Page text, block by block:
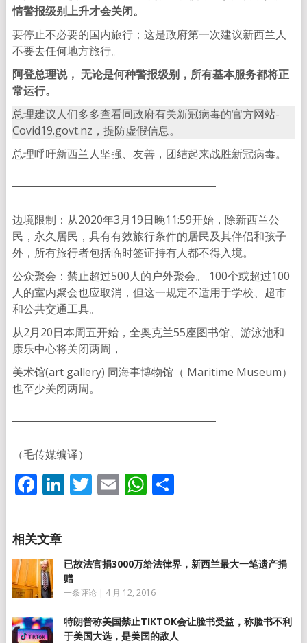
情警报级别上升才会关闭。
要停止不必要的国内旅行；这是政府第一次建议新西兰人
不要去任何地方旅行。
阿登总理说， 无论是何种警报级别，所有基本服务都将正
常运行。
总理建议人们多多查看同政府有关新冠病毒的官方网站-
Covid19.govt.nz，提防虚假信息。
总理呼吁新西兰人坚强、友善，团结起来战胜新冠病毒。
边境限制：从2020年3月19日晚11:59开始，除新西兰公
民，永久居民，具有有效旅行条件的居民及其伴侣和孩子
外，所有旅行者包括临时签证持有人都不得入境。
公众聚会：禁止超过500人的户外聚会。 100个或超过100
人的室内聚会也应取消，但这一规定不适用于学校、超市
和公共交通工具。
从2月20日本周五开始，全奥克兰55座图书馆、游泳池和
康乐中心将关闭两周，
美术馆(art gallery) 同海事博物馆（ Maritime Museum）
也至少关闭两周。
（毛传媒编译）
Facebook
LinkedIn
Twitter
EmailWhatsApp
分
已故法官捐3000万给法律界，新西兰最大一笔遗产捐
赠
一条评论 | 4 月 12, 2016
特朗普称美国禁止TIKTOK会让脸书受益，称脸书不利
于美国大选，是美国的敌人